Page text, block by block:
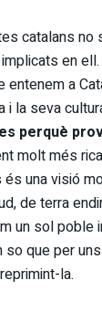
catalans no
en
entenem a
i la seva
perquè
molt més
una visió
de terra
un sol poble
so que per
la.